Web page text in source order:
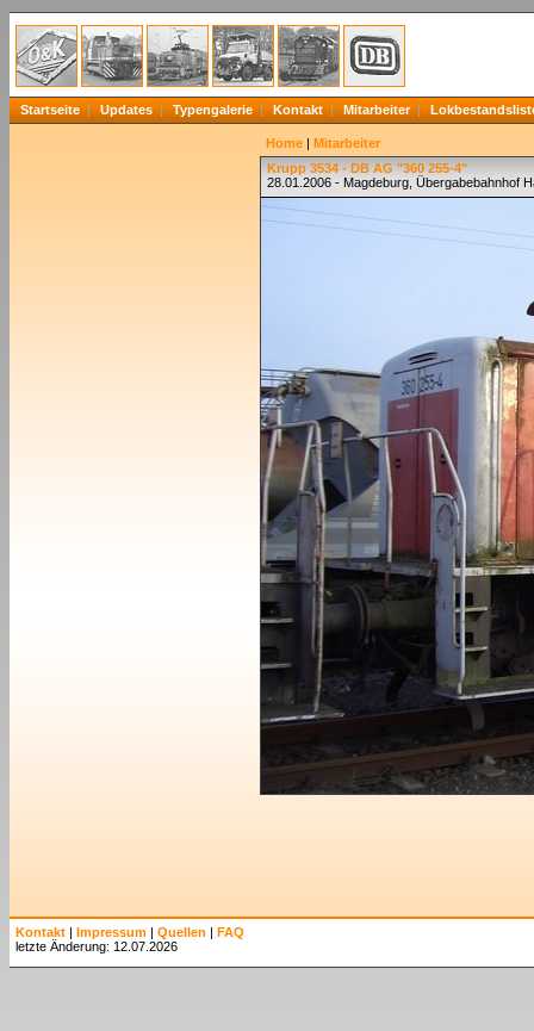
Startseite Updates Typengalerie Kontakt Mitarbeiter
Home | Mitarbeiter
Krupp 3534 - DB AG "360 255-4"
28.01.2006 - Magdeburg, Übergabebahnhof
Kontakt | Impressum | Quellen | FAQ
letzte Änderung: 12.07.2026